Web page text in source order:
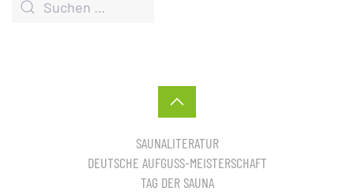
SAUNALITERATUR
DEUTSCHE AUFGUSS-MEISTERSCHAFT
TAG DER SAUNA